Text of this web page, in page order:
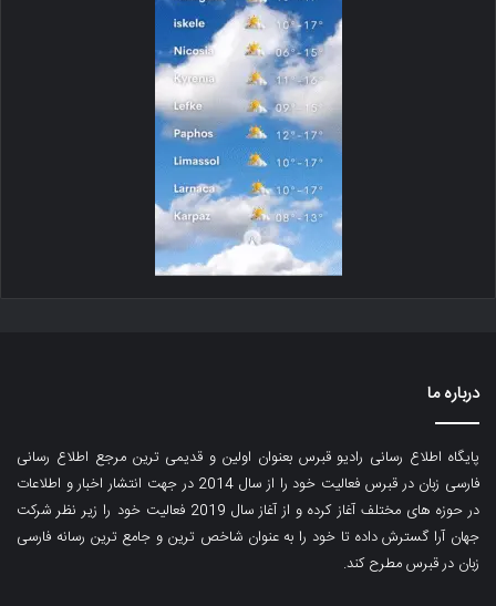
درباره ما
پایگاه اطلاع رسانی رادیو قبرس بعنوان اولین و قدیمی ترین مرجع اطلاع رسانی
فارسی زبان در قبرس فعالیت خود را از سال 2014 در جهت انتشار اخبار و اطلاعات
در حوزه های مختلف آغاز کرده و از آغاز سال 2019 فعالیت خود را زیر نظر شرکت
جهان آرا گسترش داده تا خود را به عنوان شاخص ترین و جامع ترین رسانه فارسی
زبان در قبرس مطرح کند.